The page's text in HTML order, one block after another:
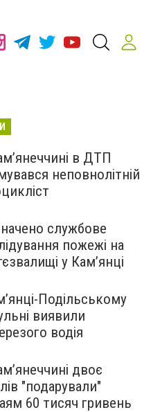
в ДТП
неповнолітній
службове
пожежі на
у Кам’янці
Подільському
виявили
водія
двоє
"подарували"
60 тисяч гривень